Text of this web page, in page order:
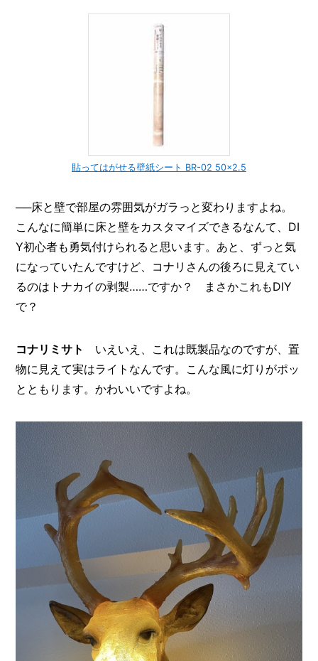
貼ってはがせる壁紙シート BR-02 50×2.5
──床と壁で部屋の雰囲気がガラっと変わりますよね。
こんなに簡単に床と壁をカスタマイズできるなんて、DI
Y初心者も勇気付けられると思います。あと、ずっと気
になっていたんですけど、コナリさんの後ろに見えてい
るのはトナカイの剥製……ですか？ まさかこれもDIY
で？
コナリミサト
いえいえ、これは既製品なのですが、置
物に見えて実はライトなんです。こんな風に灯りがポッ
とともります。かわいいですよね。